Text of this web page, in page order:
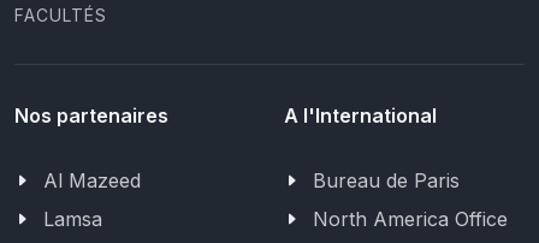
FACULTÉS
Nos partenaires
Al Mazeed
Lamsa
A l'International
Bureau de Paris
North America Office